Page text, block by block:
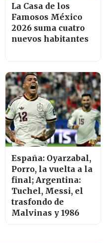
La Casa de los
Famosos México
2026 suma cuatro
nuevos habitantes
España: Oyarzabal,
Porro, la vuelta a la
final; Argentina:
Tuchel, Messi, el
trasfondo de
Malvinas y 1986